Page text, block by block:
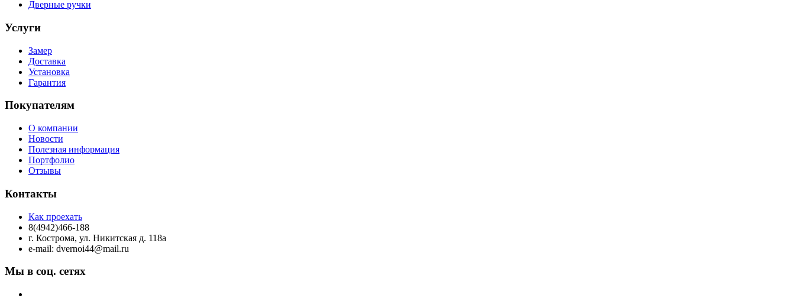
Дверные ручки
Услуги
Замер
Доставка
Установка
Гарантия
Покупателям
О компании
Новости
Полезная информация
Портфолио
Отзывы
Контакты
Как проехать
8(4942)466-188
г. Кострома, ул. Никитская д. 118а
e-mail: dvernoi44@mail.ru
Мы в соц. сетях